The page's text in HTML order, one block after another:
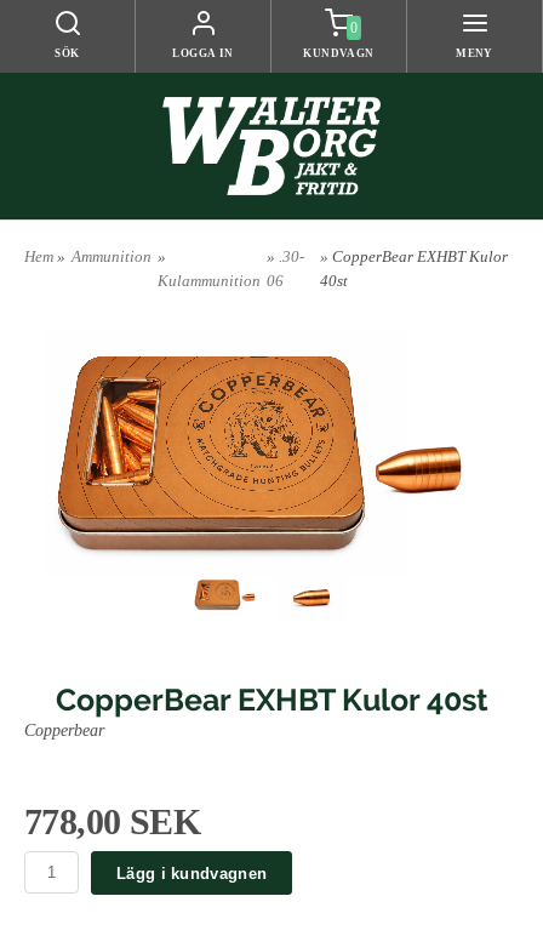
SÖK LOGGA IN
0
KUNDVAGN MENY
Hem » Ammunition »
Kulammunition
» .30-
06
» CopperBear EXHBT Kulor
40st
CopperBear EXHBT Kulor 40st
Copperbear
778,00 SEK
Lägg i kundvagnen